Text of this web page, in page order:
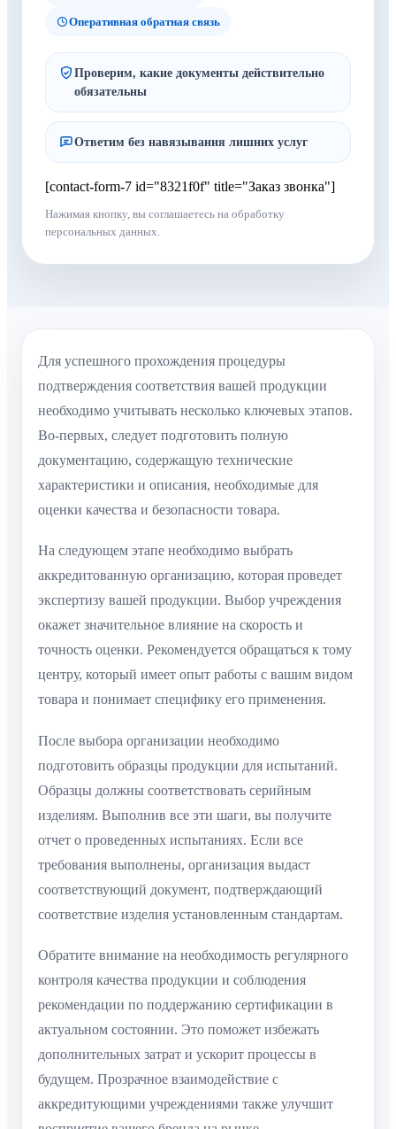
Оперативная обратная связь
Проверим, какие документы действительно
обязательны
Ответим без навязывания лишних услуг
[contact-form-7 id="8321f0f" title="Заказ звонка"]
Нажимая кнопку, вы соглашаетесь на обработку
персональных данных.
Для успешного прохождения процедуры
подтверждения соответствия вашей продукции
необходимо учитывать несколько ключевых этапов.
Во-первых, следует подготовить полную
документацию, содержащую технические
характеристики и описания, необходимые для
оценки качества и безопасности товара.
На следующем этапе необходимо выбрать
аккредитованную организацию, которая проведет
экспертизу вашей продукции. Выбор учреждения
окажет значительное влияние на скорость и
точность оценки. Рекомендуется обращаться к тому
центру, который имеет опыт работы с вашим видом
товара и понимает специфику его применения.
После выбора организации необходимо
подготовить образцы продукции для испытаний.
Образцы должны соответствовать серийным
изделиям. Выполнив все эти шаги, вы получите
отчет о проведенных испытаниях. Если все
требования выполнены, организация выдаст
соответствующий документ, подтверждающий
соответствие изделия установленным стандартам.
Обратите внимание на необходимость регулярного
контроля качества продукции и соблюдения
рекомендации по поддержанию сертификации в
актуальном состоянии. Это поможет избежать
дополнительных затрат и ускорит процессы в
будущем. Прозрачное взаимодействие с
аккредитующими учреждениями также улучшит